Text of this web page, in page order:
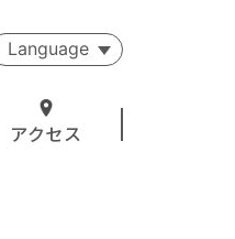
アクセス
Language